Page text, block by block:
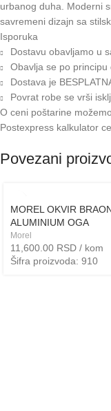
urbanog duha. Moderni
savremeni dizajn sa
Isporuka
Dostavu obavljamo u
Obavlja se po principu
Dostava je
Povrat robe se vrši
O ceni poštarine
Postexpress kalkulator
Povezani
MOREL OKVIR
ALUMINIUM OGA
Morel
11,600.00 RSD / kom
Šifra proizvoda: 910